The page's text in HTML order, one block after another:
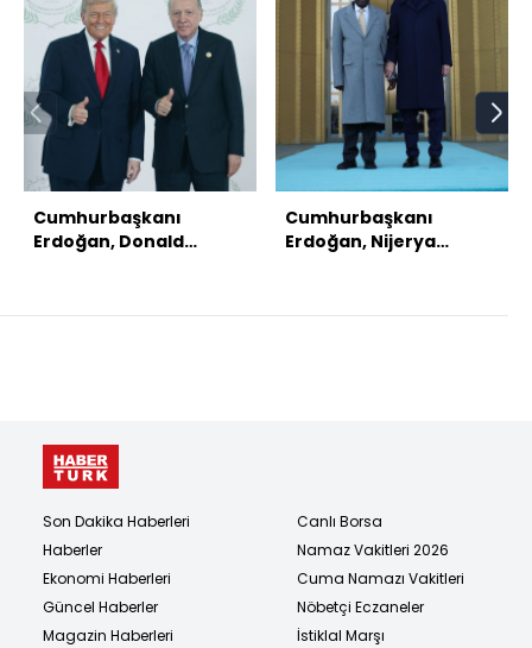
Cumhurbaşkanı
Erdoğan, Donald
Cumhurbaşkanı
Erdoğan, Nijerya
Son Dakika Haberleri
Haberler
Ekonomi Haberleri
Güncel Haberler
Magazin Haberleri
Canlı Borsa
Namaz Vakitleri 2026
Cuma Namazı Vakitleri
Nöbetçi Eczaneler
İstiklal Marşı